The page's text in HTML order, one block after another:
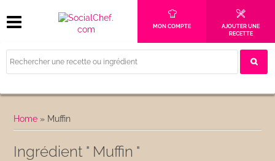
MON COMPTE
AJOUTER UNE
RECETTE
Home » Muffin
Ingrédient " Muffin "